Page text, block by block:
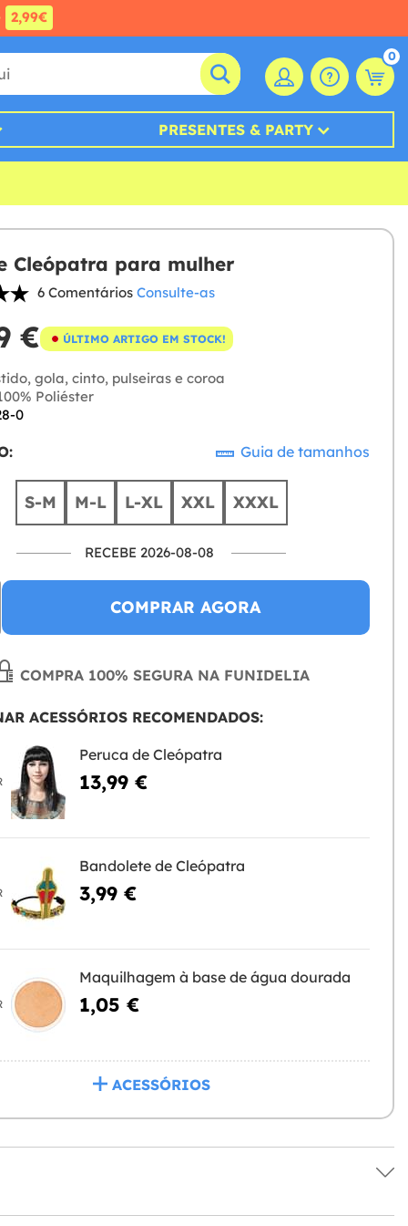
2,99€
0
PRESENTES & PARTY
Cleópatra para mulher
6 Comentários Consulte-as
€ ÚLTIMO ARTIGO EM STOCK!
gola, cinto, pulseiras e coroa
Poliéster
0
Guia de tamanhos
S-M M-L L-XL XXL XXXL
RECEBE 2026-08-08
COMPRAR AGORA
COMPRA 100% SEGURA NA FUNIDELIA
ACESSÓRIOS RECOMENDADOS:
Peruca de Cleópatra
13,99 €
Bandolete de Cleópatra
3,99 €
Maquilhagem à base de água dourada
1,05 €
ACESSÓRIOS